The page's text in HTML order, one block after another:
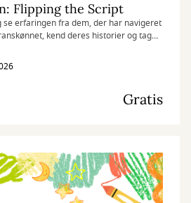
Flipping the Script
se erfaringen fra dem, der har navigeret
kend deres historier og tag
Gratis